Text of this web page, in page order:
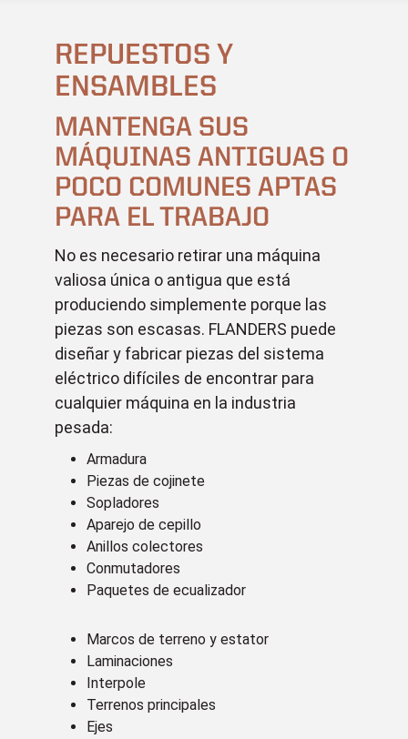
REPUESTOS Y
ENSAMBLES
MANTENGA SUS
MÁQUINAS ANTIGUAS O
POCO COMUNES APTAS
PARA EL TRABAJO
No es necesario retirar una máquina
valiosa única o antigua que está
produciendo simplemente porque las
piezas son escasas. FLANDERS puede
diseñar y fabricar piezas del sistema
eléctrico difíciles de encontrar para
cualquier máquina en la industria
pesada:
Armadura
Piezas de cojinete
Sopladores
Aparejo de cepillo
Anillos colectores
Conmutadores
Paquetes de ecualizador
Marcos de terreno y estator
Laminaciones
Interpole
Terrenos principales
Ejes